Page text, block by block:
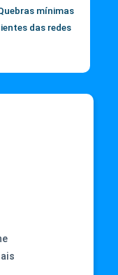
mínimas
das redes